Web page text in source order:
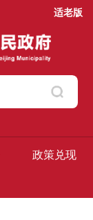
适老版
政策兑现